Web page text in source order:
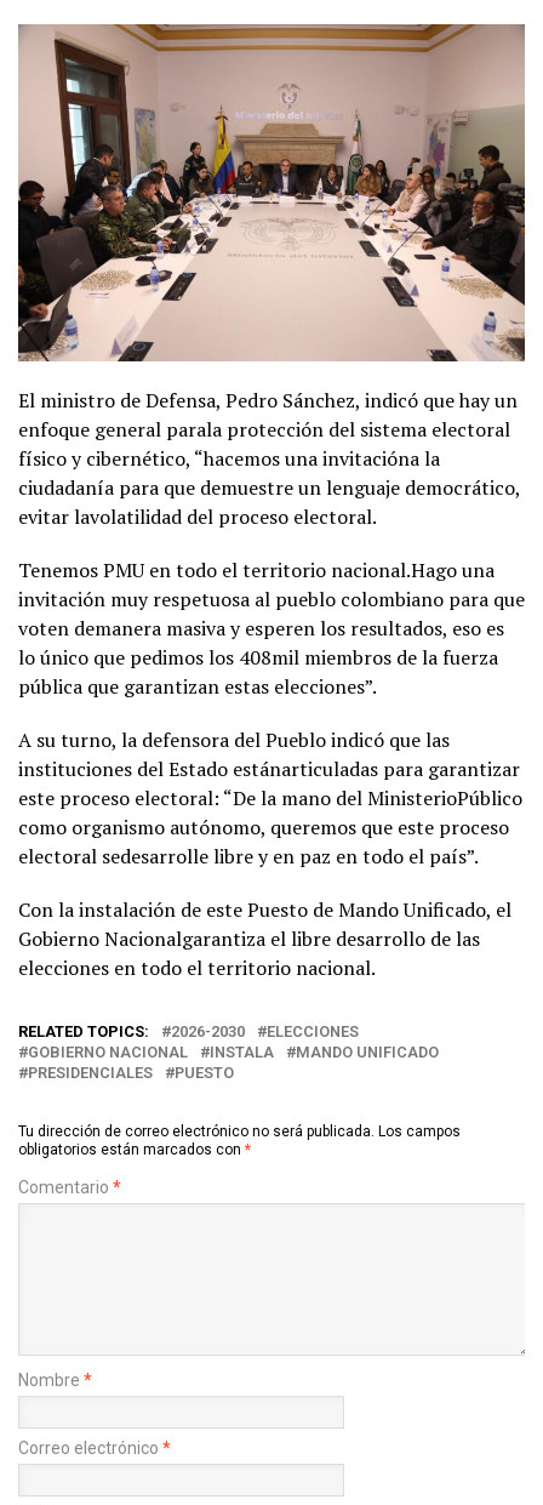
El ministro de Defensa, Pedro Sánchez, indicó que hay un
enfoque general parala protección del sistema electoral
físico y cibernético, “hacemos una invitacióna la
ciudadanía para que demuestre un lenguaje democrático,
evitar lavolatilidad del proceso electoral.
Tenemos PMU en todo el territorio nacional.Hago una
invitación muy respetuosa al pueblo colombiano para que
voten demanera masiva y esperen los resultados, eso es
lo único que pedimos los 408mil miembros de la fuerza
pública que garantizan estas elecciones”.
A su turno, la defensora del Pueblo indicó que las
instituciones del Estado estánarticuladas para garantizar
este proceso electoral: “De la mano del MinisterioPúblico
como organismo autónomo, queremos que este proceso
electoral sedesarrolle libre y en paz en todo el país”.
Con la instalación de este Puesto de Mando Unificado, el
Gobierno Nacionalgarantiza el libre desarrollo de las
elecciones en todo el territorio nacional.
RELATED TOPICS: 2026-2030
ELECCIONES
GOBIERNO NACIONAL
INSTALA
MANDO UNIFICADO
PRESIDENCIALES
PUESTO
Tu dirección de correo electrónico no será publicada. Los campos
obligatorios están marcados con *
Comentario *
Nombre *
Correo electrónico *